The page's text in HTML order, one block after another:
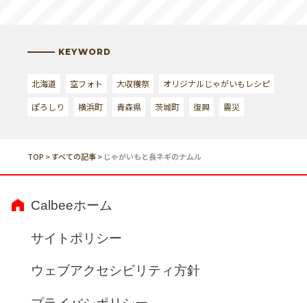
KEYWORD
北海道 空フォト 大収穫祭
オリジナルじゃがいもレシピ
ぽろしり
横浜町 青森県 茨城町 復興 震災
TOP >すべての記事> じゃがいもと長ネギのナムル
Calbeeホーム
サイトポリシー
ウェブアクセシビリティ方針